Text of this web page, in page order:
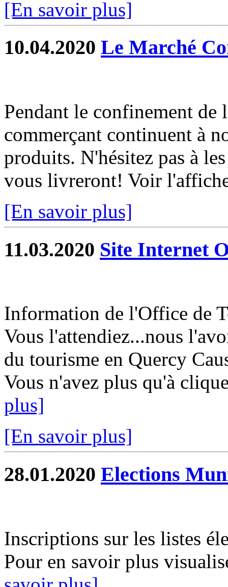
[En savoir plus]
10.04.2020 Le Marché
Pendant le confinement de
commerçant continuent à
produits. N'hésitez pas à
vous livreront! Voir
[En savoir plus]
11.03.2020 Site Internet
Information de l'Office de
Vous l'attendiez...nous
du tourisme en Quercy
Vous n'avez plus qu'à
plus]
[En savoir plus]
28.01.2020 Elections
Inscriptions sur les listes
Pour en savoir plus